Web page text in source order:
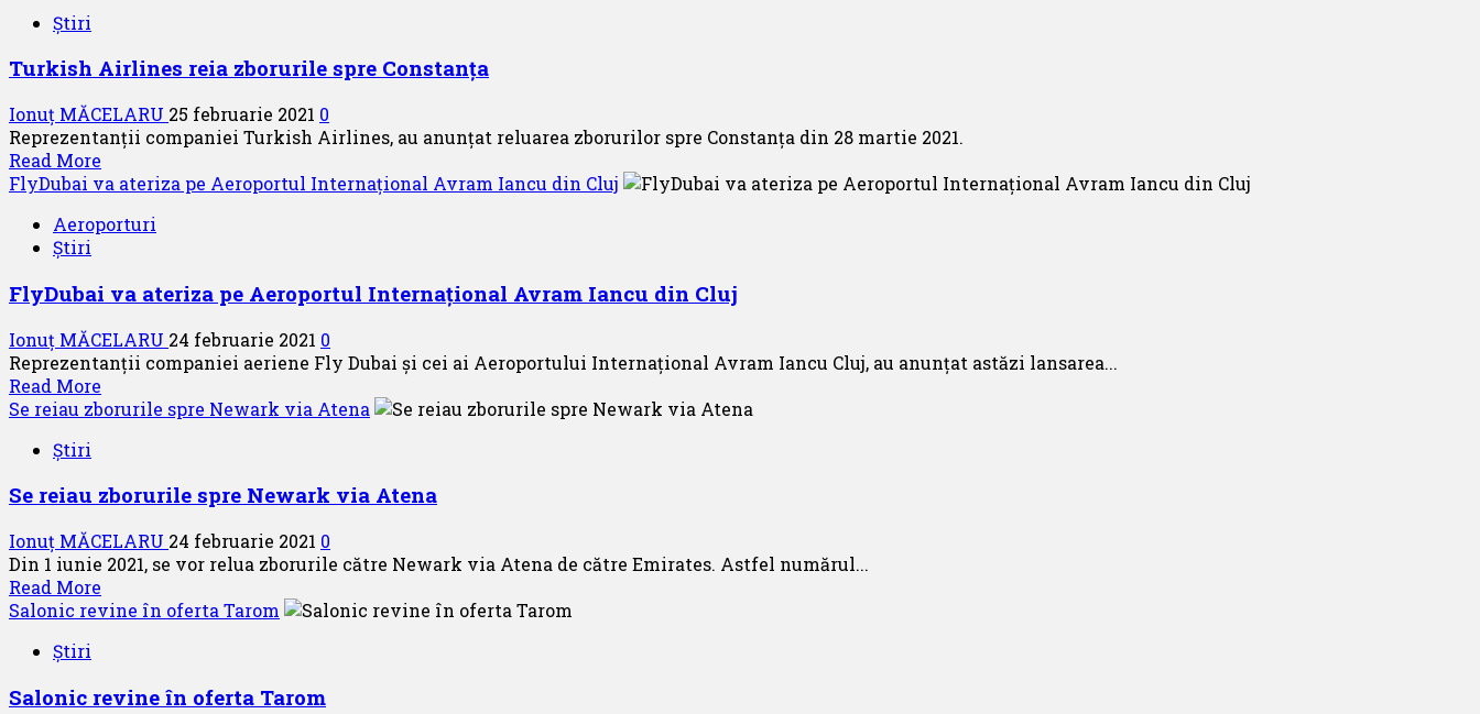
turism
o
serie
de
solicitări
pentru
relansarea
în
Europa
Știri
Turkish Airlines reia zborurile spre Constanța
Ionuț MĂCELARU 25 februarie 2021 0
Reprezentanții companiei Turkish Airlines, au anunțat reluarea zborurilor spre Constanța din 28 martie 2021.
Read More
more
Turkish
zborurile
Constanța
FlyDubai va ateriza pe Aeroportul Internațional Avram Iancu din Cluj
Aeroporturi
Știri
FlyDubai va ateriza pe Aeroportul Internațional Avram Iancu din Cluj
Ionuț MĂCELARU 24 februarie 2021 0
Reprezentanții companiei aeriene Fly Dubai și cei ai Aeroportului Internațional Avram Iancu Cluj, au anunțat astăzi lansarea...
Read More
more
ateriza
Aeroportul
Internațional
Avram
Iancu
Se reiau zborurile spre Newark via Atena
Știri
Se reiau zborurile spre Newark via Atena
Ionuț MĂCELARU 24 februarie 2021 0
Din 1 iunie 2021, se vor relua zborurile către Newark via Atena de către Emirates. Astfel numărul...
Read More
more
zborurile
Salonic revine în oferta Tarom
Știri
Salonic revine în oferta Tarom